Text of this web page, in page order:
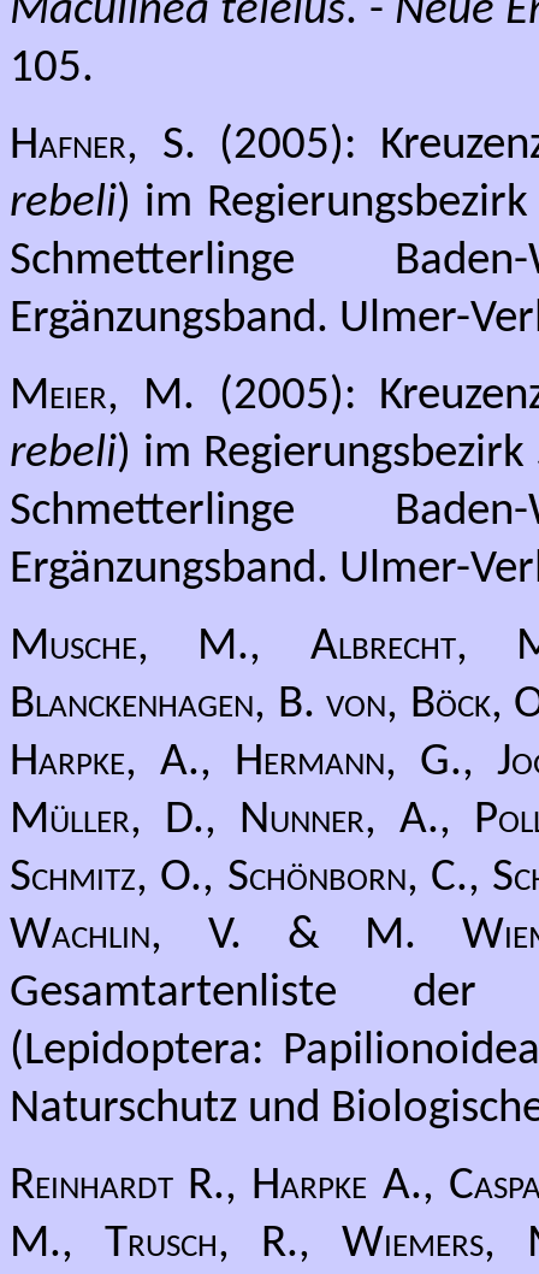
Maculinea teleius. - Neue
105.
Hafner, S. (2005):
rebeli) im
Schmetterlinge
Ergänzungsband. Ulmer-
Meier, M. (2005):
rebeli) im
Schmetterlinge
Ergänzungsband. Ulmer-
Musche, M., Albrecht,
Blanckenhagen, B. von, Böck,
Harpke, A., Hermann, G.,
Müller, D., Nunner, A.,
Schmitz, O., Schönborn, C.,
Wachlin, V. & M.
Gesamtartenliste
(Lepidoptera:
Naturschutz und
Reinhardt R., Harpke A.,
M., Trusch, R.,